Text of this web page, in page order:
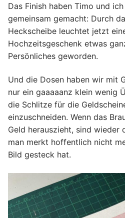
Das Finish haben Timo und
gemeinsam gemacht: Durch
Heckscheibe leuchtet jetzt
Hochzeitsgeschenk etwas
Persönliches geworden.
Und die Dosen haben wir mit
nur ein gaaaaanz klein wenig
die Schlitze für die
einzuschneiden. Wenn das
Geld herauszieht, sind wieder
man merkt hoffentlich nicht
Bild gesteck hat.